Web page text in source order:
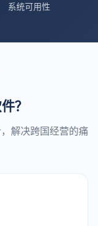
系统可用性
？
解决跨国经营的痛